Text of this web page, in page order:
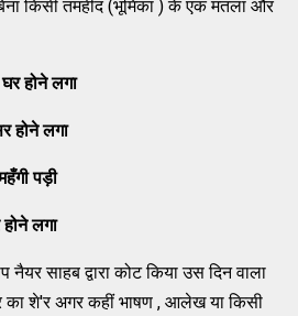
किसी तमहीद (भूमिका ) के एक मतला और
घर होने लगा
होने लगा
पड़ी
होने लगा
साहब द्वारा कोट किया उस दिन वाला
का शे'र अगर कहीं भाषण , आलेख या किसी